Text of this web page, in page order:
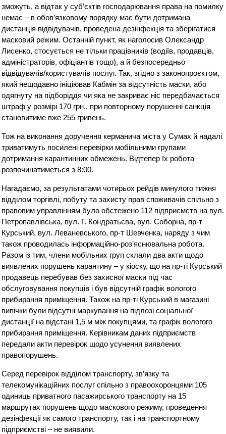
зможуть, а відтак у суб’єктів господарювання права на помилку
немає – в обов’язковому порядку має бути дотримана
дистанція відвідувачів, проведена дезінфекція та зберігатися
масковий режим. Останній пункт, як наголосив Олександр
Лисенко, стосується не тільки працівників (водіїв, продавців,
адміністраторів, офіціантів тощо), а й безпосередньо
відвідувачів/користувачів послуг. Так, згідно з законопроєктом,
який нещодавно ініціював Кабмін за відсутність маски, або
одягнуту на підборіддя чи яка не закриває ніс передбачається
штраф у розмірі 170 грн., при повторному порушенні санкція
становитиме вже 255 гривень.
Тож на виконання доручення керманича міста у Сумах й надалі
триватимуть посилені перевірки мобільними групами
дотримання карантинних обмежень. Відтепер їх робота
розпочинатиметься з 8:00.
Нагадаємо, за результатами чотирьох рейдів минулого тижня
відділом торгівлі, побуту та захисту прав споживачів спільно з
правовим управлінням було обстежено 112 підприємств на вул.
Петропавлівська, вул. Г. Кондратьєва, вул. Соборна, пр-т
Курський, вул. Леваневського, пр-т Шевченка, наряду з чим
також проводилась інформаційно-роз’яснювальна робота.
Разом із тим, члени мобільних груп склали два акти щодо
виявлених порушень карантину – у кіоску, що на пр-ті Курський
продавець перебував без захисної маски під час
обслуговування покупців і був відсутній графік вологого
прибирання приміщення. Також на пр-ті Курський в магазині
випічки були відсутні маркування на підлозі соціальної
дистанції на відстані 1,5 м між покупцями, та графік вологого
прибирання приміщення. Керівникам даних підприємств
передали акти перевірок щодо усунення виявлених
правопорушень.
Серед перевірок відділом транспорту, зв’язку та
телекомунікаційних послуг спільно з правоохоронцями 105
одиниць приватного пасажирського транспорту на 15
маршрутах порушень щодо маскового режиму, проведення
дезінфекції як самого транспорту, так і на транспортному
підприємстві – не виявили.